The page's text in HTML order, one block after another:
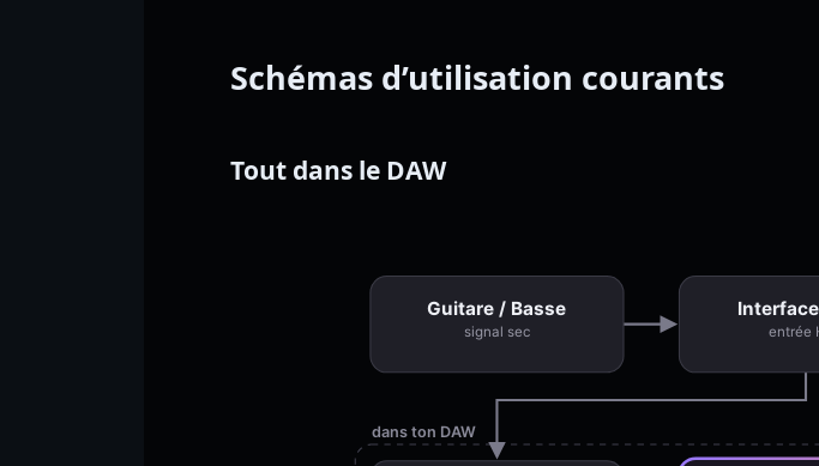
Schémas d’utilisation courants
Tout dans le DAW
dans ton DAW
Guitare / Basse
signal sec entrée